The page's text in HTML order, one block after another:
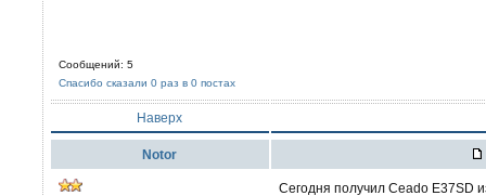
Сообщений: 5
Спасибо сказали 0 раз в 0 постах
Наверх
Notor
Сегодня получил Ceado E37SD